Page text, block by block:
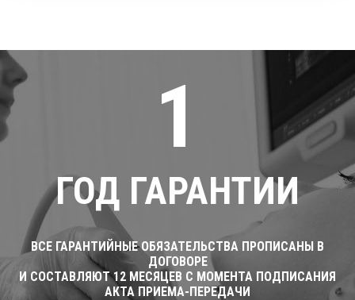
1
ГОД ГАРАНТИИ
ВСЕ ГАРАНТИЙНЫЕ ОБЯЗАТЕЛЬСТВА ПРОПИСАНЫ В
ДОГОВОРЕ
И СОСТАВЛЯЮТ 12 МЕСЯЦЕВ С МОМЕНТА ПОДПИСАНИЯ
АКТА ПРИЕМА-ПЕРЕДАЧИ